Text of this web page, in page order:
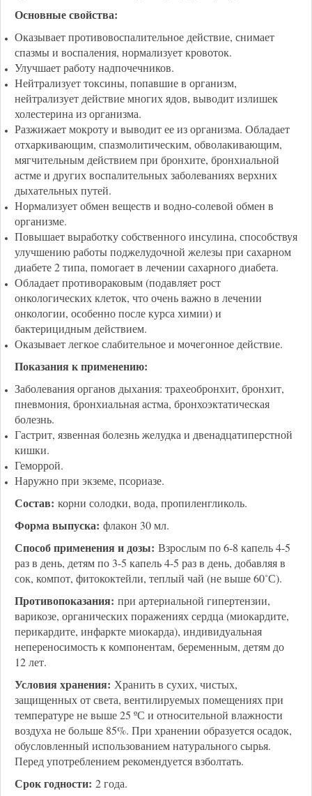
Основные свойства:
Оказывает противовоспалительное действие, снимает
спазмы и воспаления, нормализует кровоток.
Улучшает работу надпочечников.
Нейтрализует токсины, попавшие в организм,
нейтрализует действие многих ядов, выводит излишек
холестерина из организма.
Разжижает мокроту и выводит ее из организма. Обладает
отхаркивающим, спазмолитическим, обволакивающим,
мягчительным действием при бронхите, бронхиальной
астме и других воспалительных заболеваниях верхних
дыхательных путей.
Нормализует обмен веществ и водно-солевой обмен в
организме.
Повышает выработку собственного инсулина, способствуя
улучшению работы поджелудочной железы при сахарном
диабете 2 типа, помогает в лечении сахарного диабета.
Обладает противораковым (подавляет рост
онкологических клеток, что очень важно в лечении
онкологии, особенно после курса химии) и
бактерицидным действием.
Оказывает легкое слабительное и мочегонное действие.
Показания к применению:
Заболевания органов дыхания: трахеобронхит, бронхит,
пневмония, бронхиальная астма, бронхоэктатическая
болезнь.
Гастрит, язвенная болезнь желудка и двенадцатиперстной
кишки.
Геморрой.
Наружно при экземе, псориазе.
Состав: корни солодки, вода, пропиленгликоль.
Форма выпуска: флакон 30 мл.
Способ применения и дозы: Взрослым по 6-8 капель 4-5
раз в день, детям по 3-5 капель 4-5 раз в день, добавляя в
сок, компот, фитококтейли, теплый чай (не выше 60˚С).
Противопоказания: при артериальной гипертензии,
варикозе, органических поражениях сердца (миокардите,
перикардите, инфаркте миокарда), индивидуальная
непереносимость к компонентам, беременным, детям до
12 лет.
Условия хранения: Хранить в сухих, чистых,
защищенных от света, вентилируемых помещениях при
температуре не выше 25 ºС и относительной влажности
воздуха не больше 85%. При хранении образуется осадок,
обусловленный использованием натурального сырья.
Перед употреблением рекомендуется взболтать.
Срок годности: 2 года.